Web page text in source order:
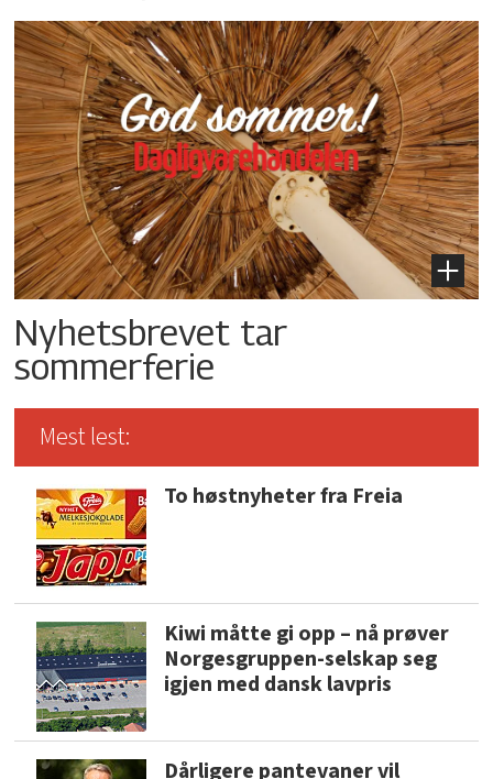
Nyhetsbrevet tar
sommerferie
Mest lest:
To høstnyheter fra Freia
Kiwi måtte gi opp – nå prøver
Norgesgruppen-selskap seg
igjen med dansk lavpris
Dårligere pantevaner vil